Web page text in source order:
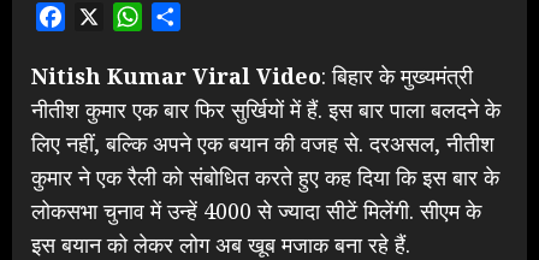
Facebook WhatsApp
Nitish Kumar Viral Video: बिहार के मुख्यमंत्री
नीतीश कुमार एक बार फिर सुर्खियों में हैं. इस बार पाला बलदने के
लिए नहीं, बल्कि अपने एक बयान की वजह से. दरअसल, नीतीश
कुमार ने एक रैली को संबोधित करते हुए कह दिया कि इस बार के
लोकसभा चुनाव में उन्हें 4000 से ज्यादा सीटें मिलेंगी. सीएम के
इस बयान को लेकर लोग अब खूब मजाक बना रहे हैं.